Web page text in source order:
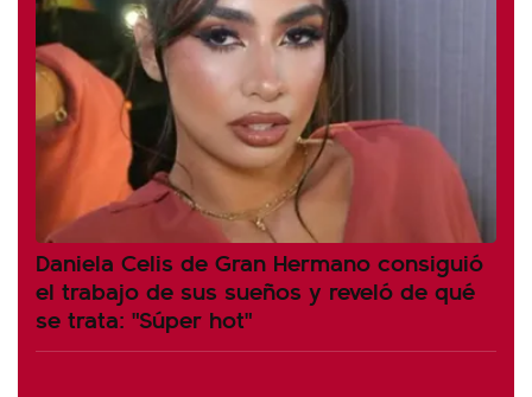
Daniela Celis de Gran Hermano consiguió
el trabajo de sus sueños y reveló de qué
se trata: "Súper hot"